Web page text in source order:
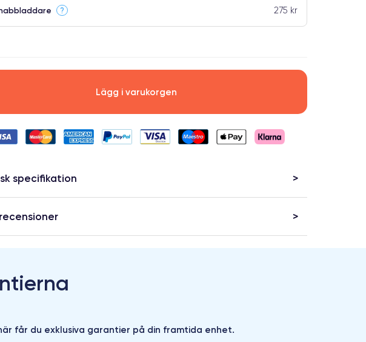
? 275 kr
Lägg i varukorgen
specifikation
får du exklusiva garantier på din framtida enhet.